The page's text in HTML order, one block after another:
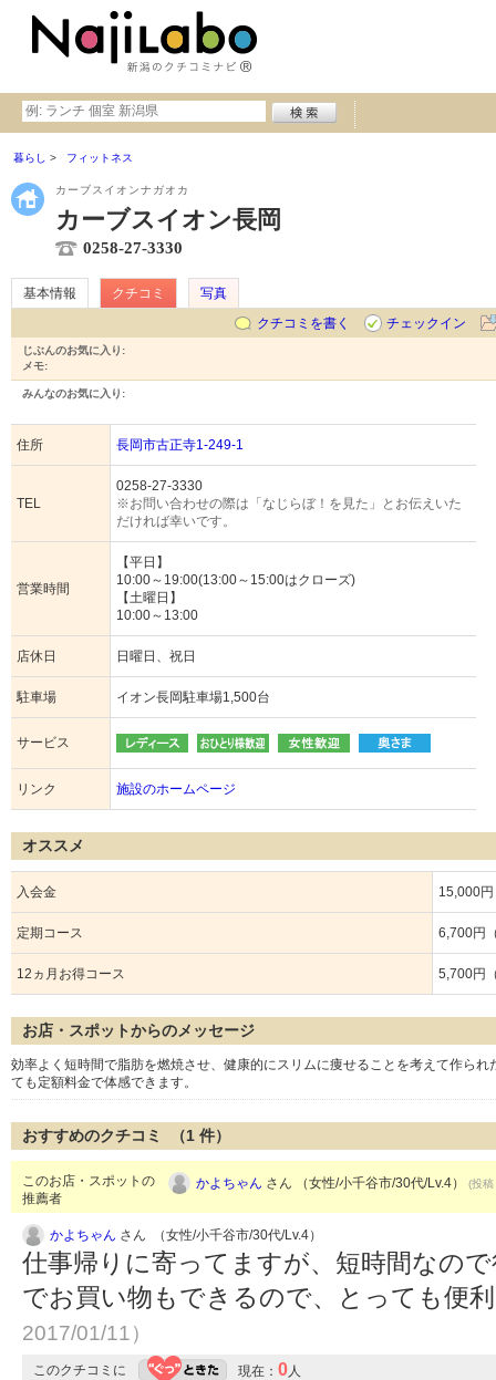
暮らし フィットネス
カーブスイオンナガオカ
カーブスイオン長岡
0258-27-3330
基本情報 クチコミ
写真
クチコミを書く
チェックイン
じぶんのお気に入り:
メモ:
みんなのお気に入り:
住所 長岡市古正寺1-249-1
TEL
0258-27-3330
※お問い合わせの際は「なじらぼ！を見た」とお伝えいた
だければ幸いです。
営業時間
【平日】
10:00～19:00(13:00～15:00はクローズ)
【土曜日】
10:00～13:00
店休日 日曜日、祝日
駐車場 イオン長岡駐車場1,500台
サービス
リンク 施設のホームページ
オススメ
入会金 15,000
定期コース 6,700円
12ヵ月お得コース 5,700円
お店・スポットからのメッセージ
効率よく短時間で脂肪を燃焼させ、健康的にスリムに痩せることを考えて作ら
ても定額料金で体感できます。
おすすめのクチコミ （1 件）
このお店・スポットの
推薦者
かよちゃん さん （女性/小千谷市/30代/Lv.4） (投
かよちゃん さん （女性/小千谷市/30代/Lv.4）
仕事帰りに寄ってますが、短時間なの
でお買い物もできるので、とっても便
2017/01/11）
このクチコミに 現在： 0人